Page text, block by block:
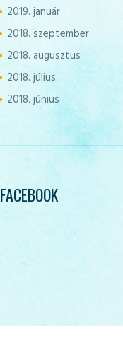
2019.január
2018. szeptember
2018. augusztus
2018.július
2018.június
FACEBOOK